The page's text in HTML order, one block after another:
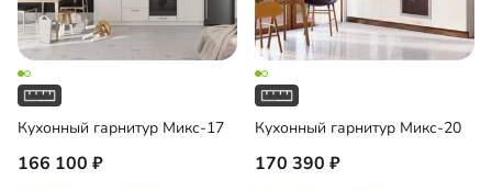
Кухонный гарнитур Микс-17
166 100
Кухонный гарнитур Микс-20
170 390